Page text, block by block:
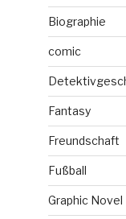
Biographie
comic
Fantasy
Freundschaft
Fußball
Graphic Novel